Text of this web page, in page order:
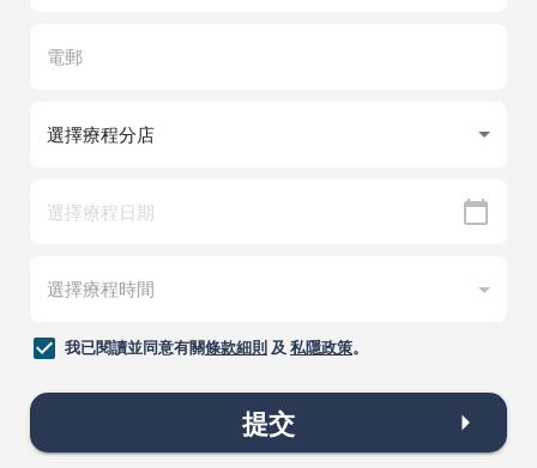
我已閱讀並同意有關條款細則及 私隱政策。
提交